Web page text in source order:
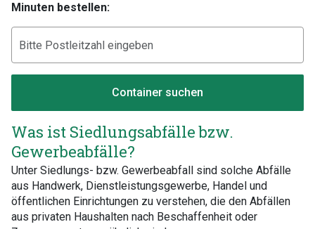
Minuten bestellen:
Container suchen
Was ist Siedlungsabfälle bzw.
Gewerbeabfälle?
Unter Siedlungs- bzw. Gewerbeabfall sind solche Abfälle
aus Handwerk, Dienstleistungsgewerbe, Handel und
öffentlichen Einrichtungen zu verstehen, die den Abfällen
aus privaten Haushalten nach Beschaffenheit oder